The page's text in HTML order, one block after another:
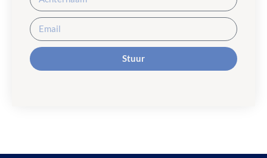
Stuur